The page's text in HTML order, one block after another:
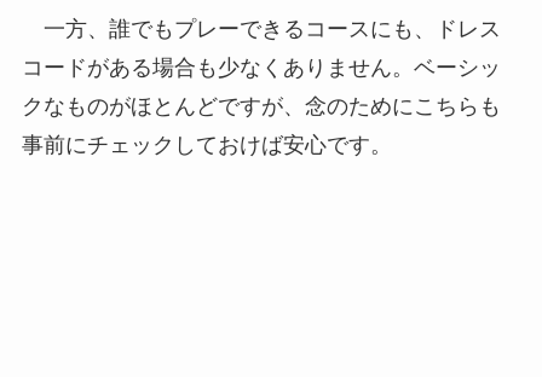
一方、誰でもプレーできるコースにも、ドレス
コードがある場合も少なくありません。ベーシッ
クなものがほとんどですが、念のためにこちらも
事前にチェックしておけば安心です。